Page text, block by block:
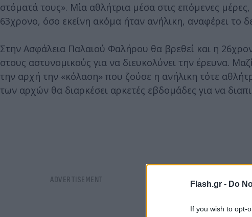
Flash.gr - Do
If you wish to opt-
στόματά τους». Μία αθλήτρια μέσα στις επόμενες
63χρονο, όσο εκείνη ακόμα ήταν ανήλικη, αναφέρει το
Στην Ασφάλεια Παλαιού Φαλήρου θα βρεθεί και η
στους αστυνομικούς για να διευκολύνει την έρευνα.
την αρχή την «κόλαση» που ζούσε η ανήλικη τότε
των αρχών θα διαρκέσει αρκετές εβδομάδες για να